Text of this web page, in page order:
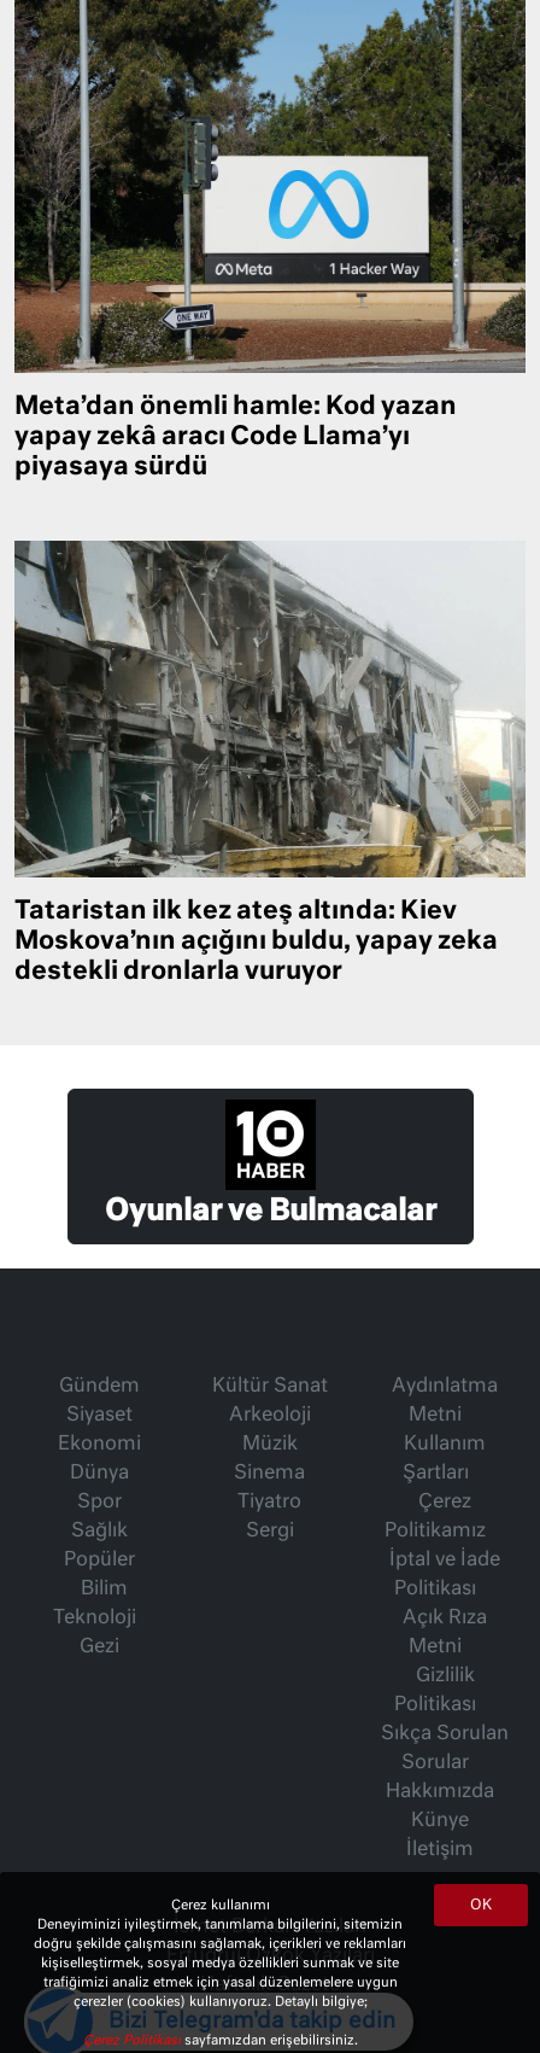
Meta’dan önemli hamle: Kod yazan
yapay zekâ aracı Code Llama’yı
piyasaya sürdü
Tataristan ilk kez ateş altında: Kiev
Moskova’nın açığını buldu, yapay zeka
destekli dronlarla vuruyor
Oyunlar ve Bulmacalar
Gündem
Siyaset
Ekonomi
Dünya
Spor
Sağlık
Popüler
Bilim
Teknoloji
Gezi
Kültür Sanat
Arkeoloji
Müzik
Sinema
Tiyatro
Sergi
Aydınlatma
Metni
Kullanım
Şartları
Çerez
Politikamız
İptal ve İade
Politikası
Açık Rıza
Metni
Gizlilik
Politikası
Sıkça Sorulan
Sorular
Hakkımızda
Künye
İletişim
İsmet Berkan Yazıları
Ertuğrul Özkök Yazıları
Haftalık Gazete
OK
Çerez kullanımı
Deneyiminizi iyileştirmek, tanımlama bilgilerini, sitemizin
doğru şekilde çalışmasını sağlamak, içerikleri ve reklamları
kişiselleştirmek, sosyal medya özellikleri sunmak ve site
trafiğimizi analiz etmek için yasal düzenlemelere uygun
çerezler (cookies) kullanıyoruz. Detaylı bilgiye;
Çerez Politikasısayfamızdan erişebilirsiniz.
Bizi Telegram'da takip edin